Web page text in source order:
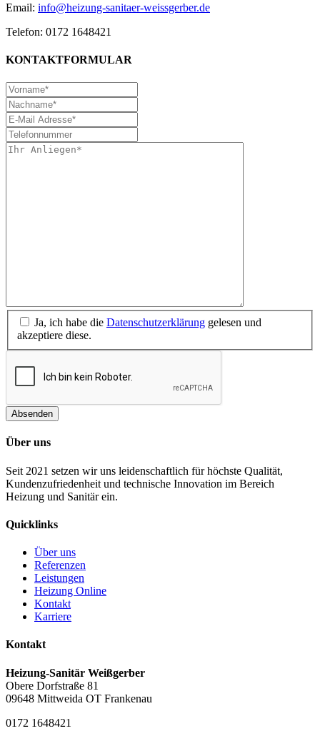
Email: info@heizung-sanitaer-weissgerber.de
Telefon: 0172 1648421
KONTAKTFORMULAR
Ja, ich habe die Datenschutzerklärung gelesen und
akzeptiere diese.
Absenden
Über uns
Seit 2021 setzen wir uns leidenschaftlich für höchste Qualität,
Kundenzufriedenheit und technische Innovation im Bereich
Heizung und Sanitär ein.
Quicklinks
Über uns
Referenzen
Leistungen
Heizung Online
Kontakt
Karriere
Kontakt
Heizung-Sanitär Weißgerber
Obere Dorfstraße 81
09648 Mittweida OT Frankenau
0172 1648421